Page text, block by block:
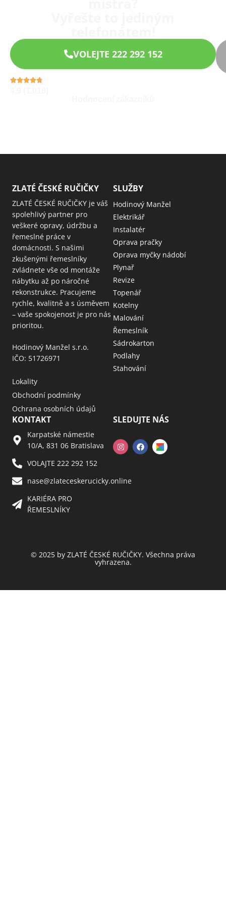
VOLEJTE 222 292 152
ZLATÉ ČESKÉ RUČIČKY
ZLATÉ ČESKÉ RUČIČKY je váš
spolehlivý partner pro
veškeré opravy, údržbu a
řemeslné práce v
domácnosti. S našimi
zkušenými řemeslníky
zvládnete vše od montáže
nábytku až po náročné
rekonstrukce. Pracujeme
rychle, kvalitně a s úsměvem
– vaše spokojenost je pro nás
prioritou.
Hodinový Manžel s.r.o.
IČO: 51726971
Lokality
Obchodní podmínky
Ochrana osobních údajů
SLUŽBY
Hodinový Manžel
Elektrikář
Instalatér
Oprava pračky
Oprava myčky nádobí
Plynař
Revize
Topenář
Kotelny
Malování
Řemeslník
Sádrokarton
Podlahy
Stahování
KONTAKT
Karpatské námestie
10/A, 831 06 Bratislava
VOLAJTE 222 292 152
nase@zlateceskerucicky.online
KARIÉRA PRO
ŘEMESLNÍKY
SLEDUJTE NÁS
© 2025 by ZLATÉ ČESKÉ RUČIČKY. Všechna práva
vyhrazena.